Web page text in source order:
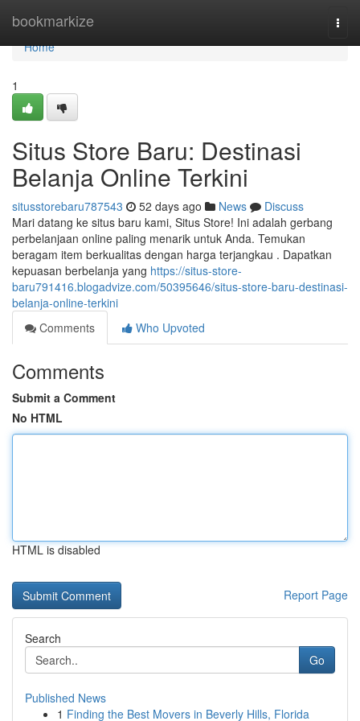
bookmarkize
Home
Home
1
Situs Store Baru: Destinasi
Belanja Online Terkini
situsstorebaru787543 52 days ago News
Discuss
Mari datang ke situs baru kami, Situs Store! Ini adalah gerbang
perbelanjaan online paling menarik untuk Anda. Temukan
beragam item berkualitas dengan harga terjangkau . Dapatkan
kepuasan berbelanja yang https://situs-store-
baru791416.blogadvize.com/50395646/situs-store-baru-destinasi-
belanja-online-terkini
Comments
Who Upvoted
Comments
Submit a Comment
No HTML
HTML is disabled
Report Page
Search
Go
Published News
1 Finding the Best Movers in Beverly Hills, Florida